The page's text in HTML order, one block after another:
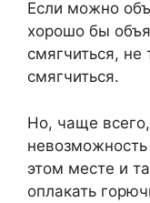
Если можно
хорошо бы
смягчиться,
смягчиться.
Но, чаще
этом месте и
оплакать